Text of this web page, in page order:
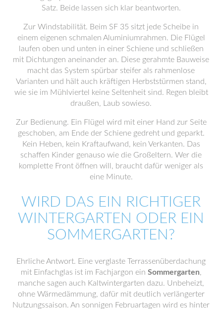
Satz. Beide lassen sich klar beantworten.
Zur Windstabilität. Beim SF 35 sitzt jede Scheibe in
einem eigenen schmalen Aluminiumrahmen. Die Flügel
laufen oben und unten in einer Schiene und schließen
mit Dichtungen aneinander an. Diese gerahmte Bauweise
macht das System spürbar steifer als rahmenlose
Varianten und hält auch kräftigen Herbststürmen stand,
wie sie im Mühlviertel keine Seltenheit sind. Regen bleibt
draußen, Laub sowieso.
Zur Bedienung. Ein Flügel wird mit einer Hand zur Seite
geschoben, am Ende der Schiene gedreht und geparkt.
Kein Heben, kein Kraftaufwand, kein Verkanten. Das
schaffen Kinder genauso wie die Großeltern. Wer die
komplette Front öffnen will, braucht dafür weniger als
eine Minute.
WIRD DAS EIN RICHTIGER
WINTERGARTEN ODER EIN
SOMMERGARTEN?
Ehrliche Antwort. Eine verglaste Terrassenüberdachung
mit Einfachglas ist im Fachjargon ein Sommergarten,
manche sagen auch Kaltwintergarten dazu. Unbeheizt,
ohne Wärmedämmung, dafür mit deutlich verlängerter
Nutzungssaison. An sonnigen Februartagen wird es hinter